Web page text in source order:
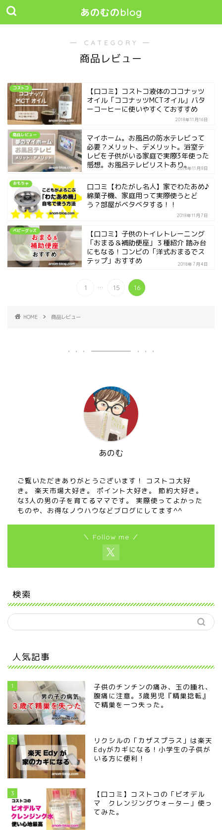
あのむのblog
― CATEGORY ―
商品レビュー
コストコ
【口コミ】コストコ液体のココナッツ
オイル「ココナッツMCTオイル」バタ
ーコーヒーに使いやすくておすすめ
2018年11月16日
商品レビュー
マイホーム。お風呂の防水テレビって
必要？メリット、デメリット。浴室テ
レビを子供がいる家庭で実際3年使った
感想。お風呂テレビリストあり。2018年11月8日
おもちゃ
口コミ【わたがし名人】家でわたあめ♪
綿菓子機、家庭用って実際使うとど
う？部屋がベタベタする！！
2018年11月7日
ベビーグッズ
【口コミ】子供のトイレトレーニング
「おまる＆補助便座」３種紹介 踏み台
にもなる！コンビの「洋式おまるでス
テップ」おすすめ
2018年7月4日
1 ... 15 16
HOME 商品レビュー
あのむ
ご覧いただきありがとうございます！ コストコ大好
き。 楽天市場大好き。 ポイント大好き。 節約大好き。
な3人の男の子を育てるママです。 実際使ってよかった
ものや、お得なノウハウなどブログにしてます^^
＼ Follow me ／
検索
人気記事
1
子供のチンチンの痛み、玉の腫れ、
腹痛に注意。3歳男児『精巣捻転』
で精巣を一つ失った。
2
リクシルの「カザスプラス」は楽天
Edyがカギになる！小学生の子供が
いる方に便利！
3
【口コミ】コストコの「ビオデル
マ クレンジングウォーター」使っ
てみた。